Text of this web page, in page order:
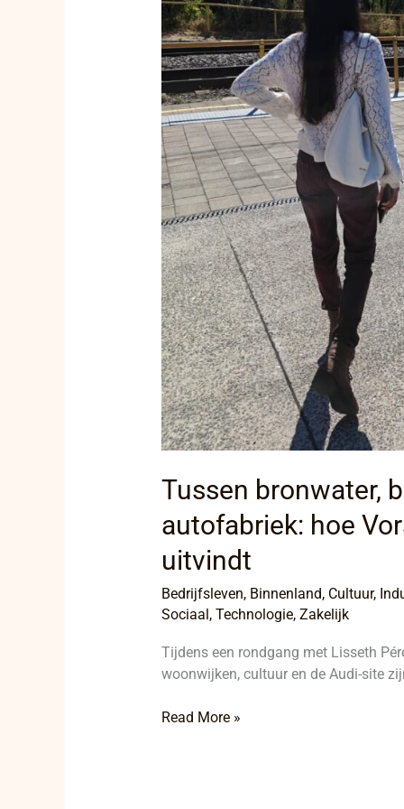
Tussen bronwater,
autofabriek: hoe
uitvindt
Bedrijfsleven, Binnenland, Cultuur,
Sociaal, Technologie, Zakelijk
Tijdens een rondgang met Lisseth
woonwijken, cultuur en de Audi-site
Read More »